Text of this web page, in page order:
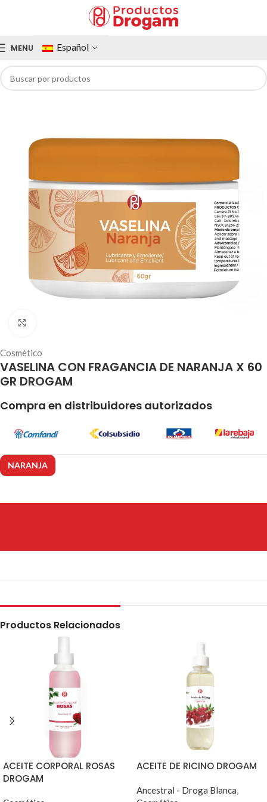
MENU Español
Cosmético
VASELINA CON FRAGANCIA DE NARANJA X 60
GR DROGAM
Compra en distribuidores autorizados
NARANJA
Productos Relacionados
ACEITE CORPORAL ROSAS
DROGAM
ACEITE DE RICINO DROGAM
Ancestral - Droga Blanca,